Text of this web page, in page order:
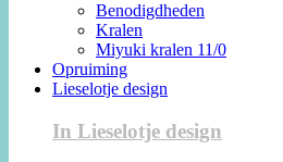
Benodigdheden
Kralen
Miyuki kralen 11/0
Opruiming
Lieselotje design
In Lieselotje design